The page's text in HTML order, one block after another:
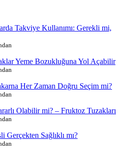
Takviye Kullanımı: Gerekli mi,
Yeme Bozukluğuna Yol Açabilir
Her Zaman Doğru Seçim mi?
Olabilir mi? – Fruktoz Tuzakları
Gerçekten Sağlıklı mı?